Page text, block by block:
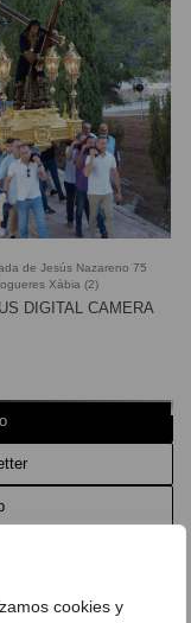
cookies y
de Jesús Nazareno 75
Xàbia (2)
DIGITAL CAMERA